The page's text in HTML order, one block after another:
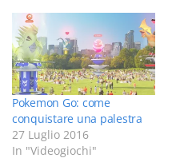
Pokemon Go: come
conquistare una palestra
27 Luglio 2016
In "Videogiochi"